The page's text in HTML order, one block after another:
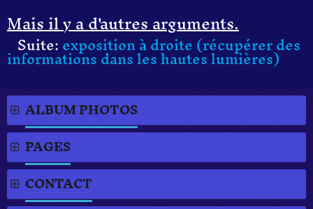
Mais il y a d'autres arguments.
Suite:exposition à droite (récupérer des
informations dans les hautes lumières)
ALBUM PHOTOS
PAGES
CONTACT